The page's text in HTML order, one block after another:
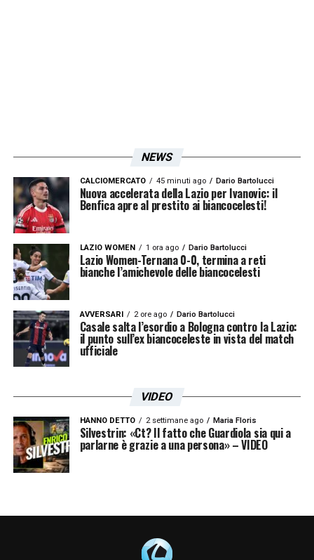
NEWS
CALCIOMERCATO 45 minuti ago Dario Bartolucci
Nuova accelerata della Lazio per Ivanovic: il
Benfica apre al prestito ai biancocelesti!
LAZIO WOMEN 1 ora ago Dario Bartolucci
Lazio Women-Ternana 0-0, termina a reti
bianche l’amichevole delle biancocelesti
AVVERSARI 2 ore ago Dario Bartolucci
Casale salta l’esordio a Bologna contro la Lazio:
il punto sull’ex biancoceleste in vista del match
ufficiale
VIDEO
HANNO DETTO 2 settimane ago Maria Floris
Silvestrin: «Ct? Il fatto che Guardiola sia qui a
parlarne è grazie a una persona» – VIDEO